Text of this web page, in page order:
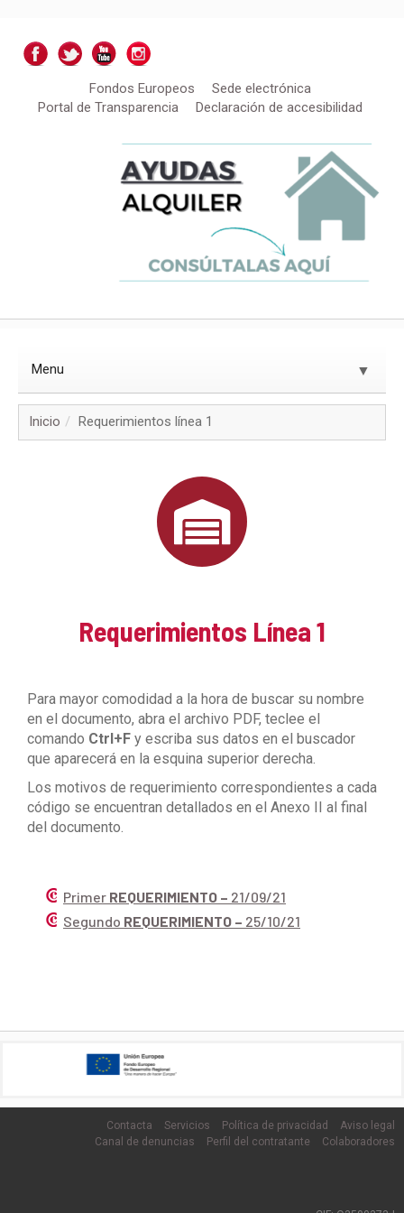
Fondos Europeos
Sede electrónica
Portal de Transparencia
Declaración de accesibilidad
Menu ▼
Inicio Requerimientos línea 1
Requerimientos Línea 1
Para mayor comodidad a la hora de buscar su nombre
en el documento, abra el archivo PDF, teclee el
comando Ctrl+F y escriba sus datos en el buscador
que aparecerá en la esquina superior derecha.
Los motivos de requerimiento correspondientes a cada
código se encuentran detallados en el Anexo II al final
del documento.
Primer REQUERIMIENTO – 21/09/21
Segundo REQUERIMIENTO – 25/10/21
Contacta Servicios Política de privacidad
Aviso legal
Canal de denuncias
Perfil del contratante Colaboradores